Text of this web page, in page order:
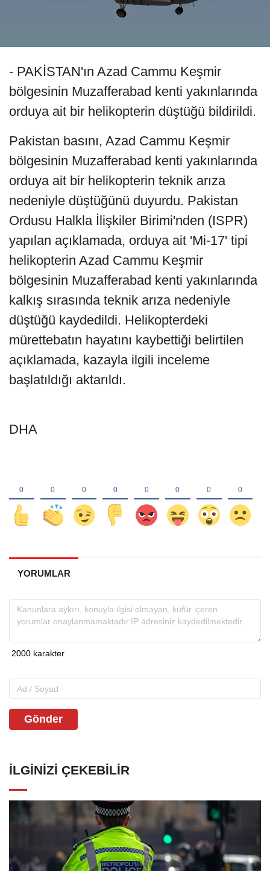
- PAKİSTAN'ın Azad Cammu Keşmir
bölgesinin Muzafferabad kenti yakınlarında
orduya ait bir helikopterin düştüğü bildirildi.
Pakistan basını, Azad Cammu Keşmir
bölgesinin Muzafferabad kenti yakınlarında
orduya ait bir helikopterin teknik arıza
nedeniyle düştüğünü duyurdu. Pakistan
Ordusu Halkla İlişkiler Birimi'nden (ISPR)
yapılan açıklamada, orduya ait 'Mi-17' tipi
helikopterin Azad Cammu Keşmir
bölgesinin Muzafferabad kenti yakınlarında
kalkış sırasında teknik arıza nedeniyle
düştüğü kaydedildi. Helikopterdeki
mürettebatın hayatını kaybettiği belirtilen
açıklamada, kazayla ilgili inceleme
başlatıldığı aktarıldı.
DHA
YORUMLAR
Gönder
İLGINIZI ÇEKEBILIR